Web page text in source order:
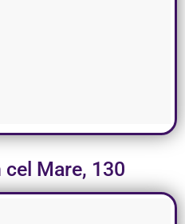
cel Mare, 130